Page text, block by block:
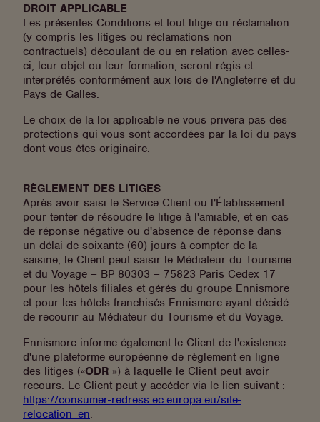
DROIT APPLICABLE
Les présentes Conditions et tout litige ou réclamation
(y compris les litiges ou réclamations non
contractuels) découlant de ou en relation avec celles-
ci, leur objet ou leur formation, seront régis et
interprétés conformément aux lois de l'Angleterre et du
Pays de Galles.
Le choix de la loi applicable ne vous privera pas des
protections qui vous sont accordées par la loi du pays
dont vous êtes originaire.
RÈGLEMENT DES LITIGES
Après avoir saisi le Service Client ou l'Établissement
pour tenter de résoudre le litige à l'amiable, et en cas
de réponse négative ou d'absence de réponse dans
un délai de soixante (60) jours à compter de la
saisine, le Client peut saisir le Médiateur du Tourisme
et du Voyage – BP 80303 – 75823 Paris Cedex 17
pour les hôtels filiales et gérés du groupe Ennismore
et pour les hôtels franchisés Ennismore ayant décidé
de recourir au Médiateur du Tourisme et du Voyage.
Ennismore informe également le Client de l'existence
d'une plateforme européenne de règlement en ligne
des litiges («ODR ») à laquelle le Client peut avoir
recours. Le Client peut y accéder via le lien suivant :
https://consumer-redress.ec.europa.eu/site-
relocation_en.